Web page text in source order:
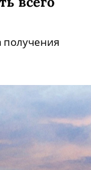
получения